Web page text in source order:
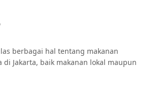
berbagai hal tentang makanan
di Jakarta, baik makanan lokal maupun